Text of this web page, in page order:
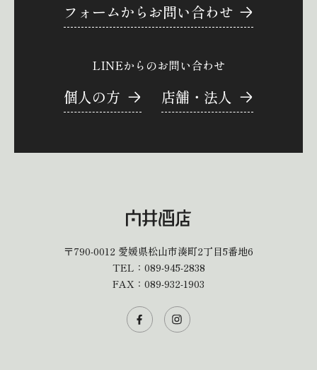
フォームからお問い合わせ
LINEからのお問い合わせ
個人の方 店舗・法人
〒790-0012 愛媛県松山市湊町2丁目5番地6
TEL： 089-945-2838
FAX：089-932-1903